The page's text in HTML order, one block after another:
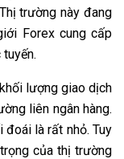
trường này đang
Forex cung cấp
lượng giao dịch
liên ngân hàng.
là rất nhỏ. Tuy
của thị trường